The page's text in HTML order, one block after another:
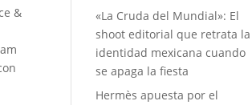
&
«La Cruda del Mundial»: El
shoot editorial que retrata la
identidad mexicana cuando
se apaga la fiesta
Hermès apuesta por el